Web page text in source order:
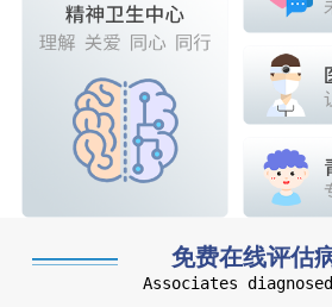
免费在线评估
Associates